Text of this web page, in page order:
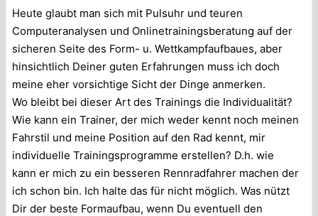
Heute glaubt man sich mit Pulsuhr und teuren
Computeranalysen und Onlinetrainingsberatung auf der
sicheren Seite des Form- u. Wettkampfaufbaues, aber
hinsichtlich Deiner guten Erfahrungen muss ich doch
meine eher vorsichtige Sicht der Dinge anmerken.
Wo bleibt bei dieser Art des Trainings die Individualität?
Wie kann ein Trainer, der mich weder kennt noch meinen
Fahrstil und meine Position auf den Rad kennt, mir
individuelle Trainingsprogramme erstellen? D.h. wie
kann er mich zu ein besseren Rennradfahrer machen der
ich schon bin. Ich halte das für nicht möglich. Was nützt
Dir der beste Formaufbau, wenn Du eventuell den